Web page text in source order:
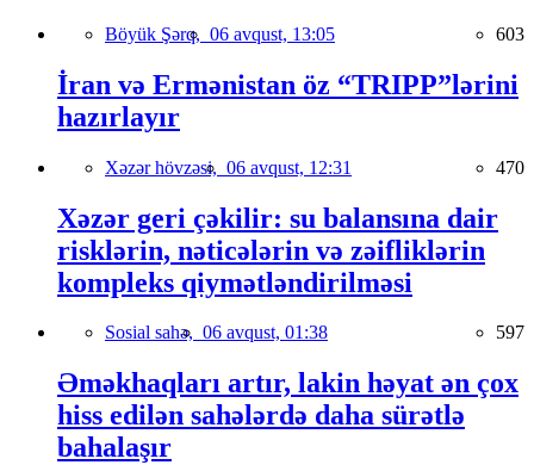
Böyük Şərq, 06 avqust, 13:05 603
İran və Ermənistan öz “TRIPP”lərini
hazırlayır
Xəzər hövzəsi, 06 avqust, 12:31 470
Xəzər geri çəkilir: su balansına dair
risklərin, nəticələrin və zəifliklərin
kompleks qiymətləndirilməsi
Sosial sahə, 06 avqust, 01:38 597
Əməkhaqları artır, lakin həyat ən çox
hiss edilən sahələrdə daha sürətlə
bahalaşır